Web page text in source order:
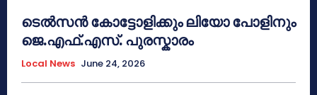
ടെൽസൻ കോട്ടോളിക്കും ലിയോ പോളിനും
ജെ.എഫ്.എസ്. പുരസ്കാരം
Local News June 24, 2026